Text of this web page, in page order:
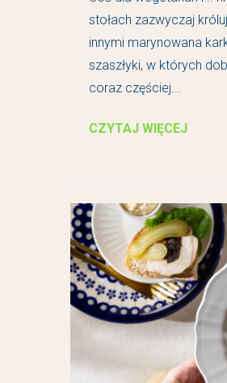
stołach zazwyczaj
innymi marynowana
szaszłyki, w których
coraz częściej...
CZYTAJ WIĘCEJ